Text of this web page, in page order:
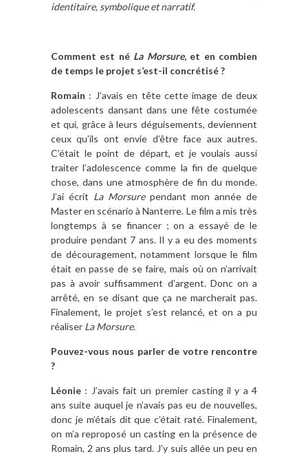
identitaire, symbolique et narratif.
Comment est néLa Morsure, et en combien
de temps le projet s’est-il concrétisé ?
Romain : J’avais en tête cette image de deux
adolescents dansant dans une fête costumée
et qui, grâce à leurs déguisements, deviennent
ceux qu’ils ont envie d’être face aux autres.
C’était le point de départ, et je voulais aussi
traiter l’adolescence comme la fin de quelque
chose, dans une atmosphère de fin du monde.
J’ai écrit La Morsure pendant mon année de
Master en scénario à Nanterre. Le film a mis très
longtemps à se financer ; on a essayé de le
produire pendant 7 ans. Il y a eu des moments
de découragement, notamment lorsque le film
était en passe de se faire, mais où on n’arrivait
pas à avoir suffisamment d’argent. Donc on a
arrêté, en se disant que ça ne marcherait pas.
Finalement, le projet s’est relancé, et on a pu
réaliser La Morsure.
Pouvez-vous nous parler de votre rencontre
?
Léonie : J’avais fait un premier casting il y a 4
ans suite auquel je n’avais pas eu de nouvelles,
donc je m’étais dit que c’était raté. Finalement,
on m’a reproposé un casting en la présence de
Romain, 2 ans plus tard. J’y suis allée un peu en